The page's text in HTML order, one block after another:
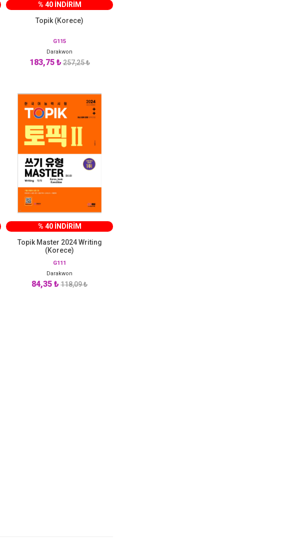
% 40 İNDİRİM
Topik (Korece)
G115
Darakwon
183,75 ₺257,25 ₺
% 40 İNDİRİM
Topik Master 2024 Writing
(Korece)
G111
Darakwon
84,35 ₺118,09 ₺